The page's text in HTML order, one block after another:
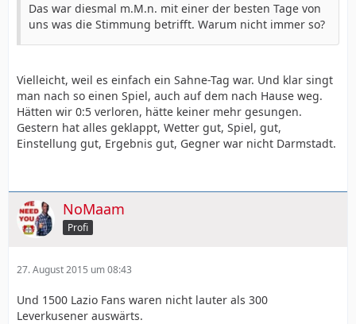
Das war diesmal m.M.n. mit einer der besten Tage von
uns was die Stimmung betrifft. Warum nicht immer so?
Vielleicht, weil es einfach ein Sahne-Tag war. Und klar singt
man nach so einen Spiel, auch auf dem nach Hause weg.
Hätten wir 0:5 verloren, hätte keiner mehr gesungen.
Gestern hat alles geklappt, Wetter gut, Spiel, gut,
Einstellung gut, Ergebnis gut, Gegner war nicht Darmstadt.
NoMaam
Profi
27. August 2015 um 08:43
Und 1500 Lazio Fans waren nicht lauter als 300
Leverkusener auswärts.